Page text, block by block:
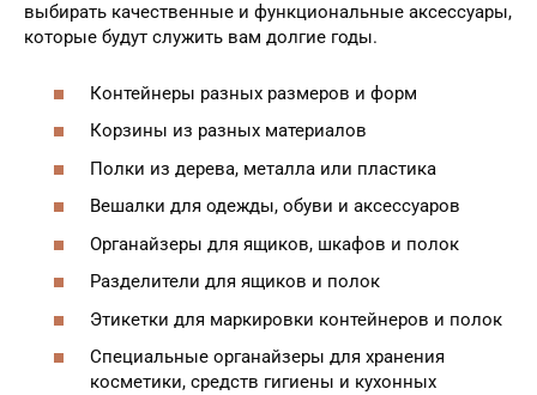
выбирать качественные и функциональные аксессуары,
которые будут служить вам долгие годы.
Контейнеры разных размеров и форм
Корзины из разных материалов
Полки из дерева, металла или пластика
Вешалки для одежды, обуви и аксессуаров
Органайзеры для ящиков, шкафов и полок
Разделители для ящиков и полок
Этикетки для маркировки контейнеров и полок
Специальные органайзеры для хранения
косметики, средств гигиены и кухонных